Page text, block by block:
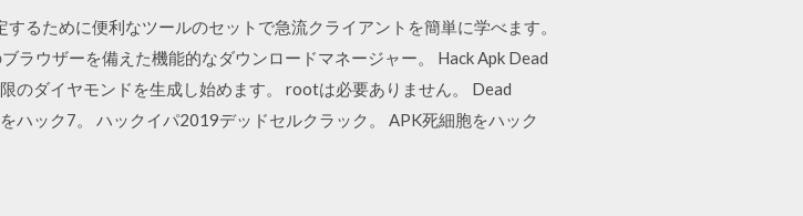
るために便利なツールのセットで急流クライアントを簡単に学べます。
ラウザーを備えた機能的なダウンロードマネージャー。 Hack Apk Dead
のダイヤモンドを生成し始めます。 rootは必要ありません。 Dead
ハック7。 ハックイパ2019デッドセルクラック。 APK死細胞をハック